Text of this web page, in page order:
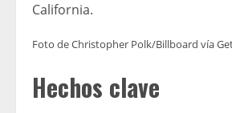
California.
Foto de Christopher Polk/Billboard vía
Hechos clave